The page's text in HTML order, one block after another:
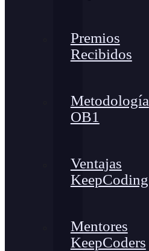
Premios
Recibidos
Metodología
OB1
Ventajas
KeepCoding
Mentores
KeepCoders